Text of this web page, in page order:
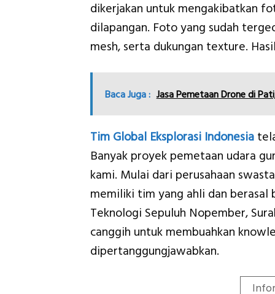
dikerjakan untuk mengakibatkan
dilapangan. Foto yang sudah
mesh, serta dukungan texture.
Baca Juga : Jasa Pemetaan Drone di
Tim Global Eksplorasi Indonesia
Banyak proyek pemetaan udara
kami. Mulai dari perusahaan
memiliki tim yang ahli dan berasal
Teknologi Sepuluh Nopember,
canggih untuk membuahkan
dipertanggungjawabkan.